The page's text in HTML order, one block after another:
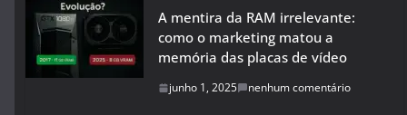
A mentira da RAM irrelevante:
como o marketing matou a
memória das placas de vídeo
junho 1, 2025 nenhum comentário